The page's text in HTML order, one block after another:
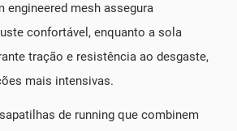
engineered mesh assegura
confortável, enquanto a sola
tração e resistência ao desgaste,
mais intensivas.
de running que combinem